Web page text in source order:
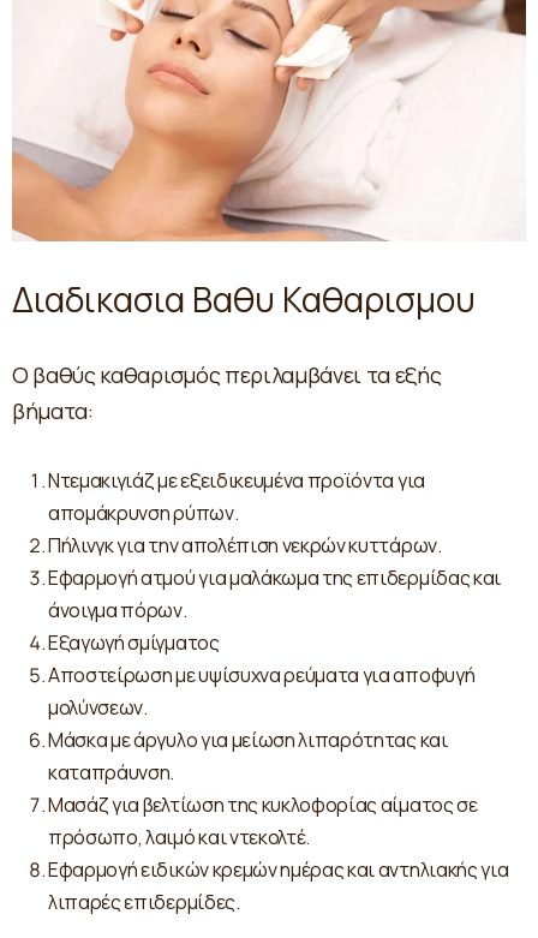
Διαδικασια Βαθυ Καθαρισμου
Ο βαθύς καθαρισμός περιλαμβάνει τα εξής
βήματα:
Ντεμακιγιάζ με εξειδικευμένα προϊόντα για
απομάκρυνση ρύπων.
Πήλινγκ για την απολέπιση νεκρών κυττάρων.
Εφαρμογή ατμού για μαλάκωμα της επιδερμίδας και
άνοιγμα πόρων.
Εξαγωγή σμίγματος
Αποστείρωση με υψίσυχνα ρεύματα για αποφυγή
μολύνσεων.
Μάσκα με άργυλο για μείωση λιπαρότητας και
καταπράυνση.
Μασάζ για βελτίωση της κυκλοφορίας αίματος σε
πρόσωπο, λαιμό και ντεκολτέ.
Εφαρμογή ειδικών κρεμών ημέρας και αντηλιακής για
λιπαρές επιδερμίδες.